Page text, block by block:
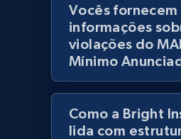
products using specified
URL, Product id, Title,
Currency, Discount, Initial
1.1K+ 149+
Vocês fornecem
informações
violações do
Mínimo
Como a Bright
lida com